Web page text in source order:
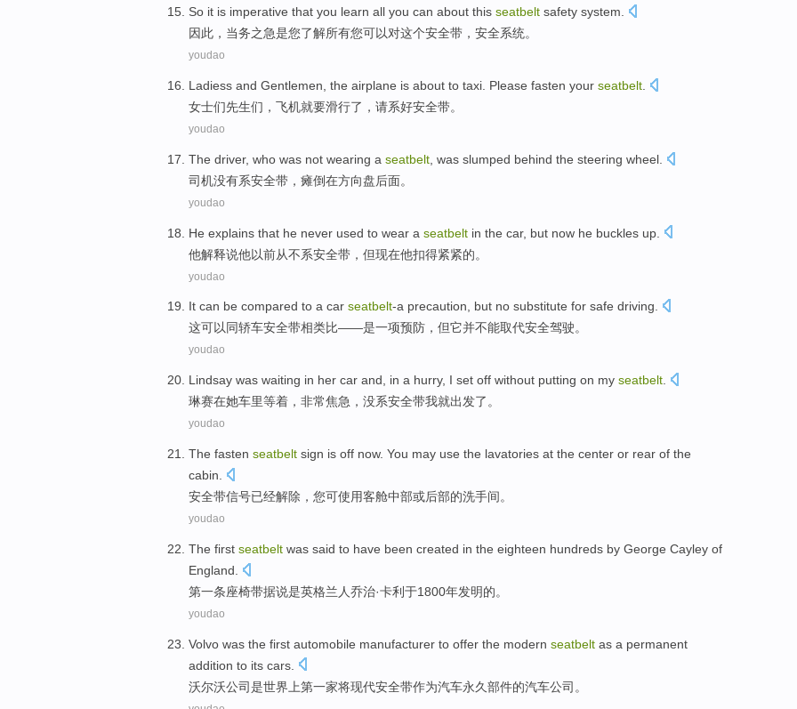
So it is imperative that you learn all you can about this seatbelt safety system
因此 ， 当务之急是您了解所有您可以对这个安全带 ， 安全系统。
youdao
Ladiess and Gentlemen the airplane is about to taxi Please fasten your seatbelt
女士们先生们 ， 飞机就要滑行了， 请系好安全带。
youdao
The driver, who was not wearing a seatbelt , was slumped behind the steering wheel
司机没有系安全带 ， 瘫倒在方向盘后面。
youdao
He explains that he never used to wear a seatbelt in the car, but now he buckles up.
他解释说他以前从不系安全带 ， 但现在他扣得紧紧的。
youdao
It can be compared to a car seatbelt-a precaution, but no substitute for safe driving.
这可以同轿车安全带相类比——是一项预防 ， 但它并不能取代安全驾驶。
youdao
Lindsay was waiting in her car and, in a hurry, I set off without putting on my seatbelt
琳赛在她车里等着 ， 非常焦急，没系安全带我就出发了。
youdao
The fasten seatbelt sign is off now. You may use the lavatories at the center or rear of the
cabin
安全带信号已经解除 ， 您可使用客舱中部或后部的洗手间。
youdao
The first seatbelt was said to have been created in the eighteen hundreds by George Cayley of
England
第一条座椅带据说是英格兰 人乔治·卡利于1800年发明的。
youdao
Volvo was the first automobile manufacturer to offer the modern seatbelt as a permanent
addition to its cars
沃尔沃公司是世界上第一家将现代安全带作为汽车永久 部件的汽车公司。